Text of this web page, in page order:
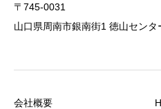
〒745-0031
山口県周南市銀南街1 徳山センタ
会社概要